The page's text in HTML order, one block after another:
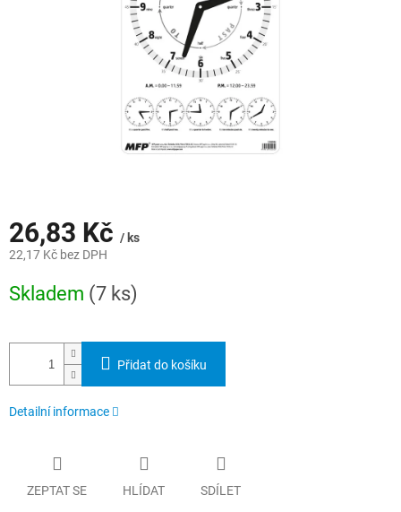
26,83 Kč / ks
22,17 Kč bez DPH
cena:
Skladem (7 ks)
Přidat do košíku
Detailní informace
ZEPTAT SE HLÍDAT SDÍLET